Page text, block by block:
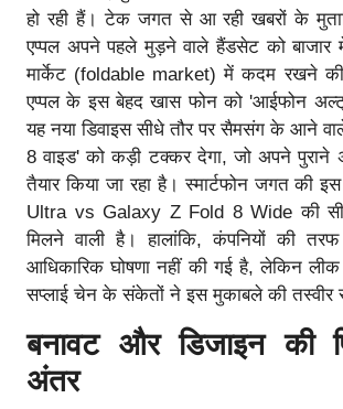
हो रही हैं। टेक जगत से आ रही खबरों के
एप्पल अपने पहले मुड़ने वाले हैंडसेट को बाजार
मार्केट (foldable market) में कदम रखने की
एप्पल के इस बेहद खास फोन को 'आईफोन
यह नया डिवाइस सीधे तौर पर सैमसंग के आने
8 वाइड' को कड़ी टक्कर देगा, जो अपने पुराने
तैयार किया जा रहा है। स्मार्टफोन जगत की
Ultra vs Galaxy Z Fold 8 Wide की
मिलने वाली है। हालांकि, कंपनियों की
आधिकारिक घोषणा नहीं की गई है, लेकिन लीक
सप्लाई चेन के संकेतों ने इस मुकाबले की तस्वीर
बनावट और डिजाइन की
अंतर